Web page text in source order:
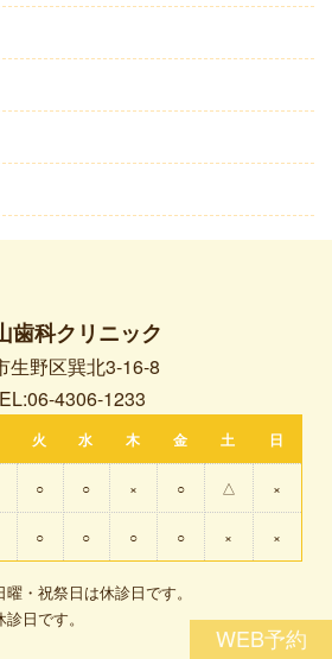
歯科クリニック
生野区巽北3-16-8
4306-1233
火 水 木 金 土 日
○ ○ × ○ △ ×
○ ○ ○ ○ × ×
・祝祭日は休診日です。
日です。